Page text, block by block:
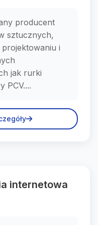
producent
sztucznych,
i
jak rurki
PCV....
internetowa